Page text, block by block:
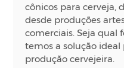
cônicos para cerveja,
desde produções
comerciais. Seja qual
temos a solução
produção cervejeira.